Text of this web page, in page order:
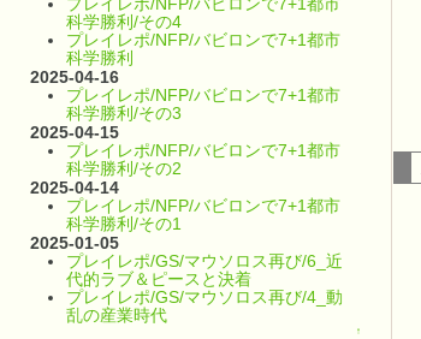
科学勝利/その4
プレイレポ/NFP/バビロンで7+1都市
科学勝利
2025-04-16
プレイレポ/NFP/バビロンで7+1都市
科学勝利/その3
2025-04-15
プレイレポ/NFP/バビロンで7+1都市
科学勝利/その2
2025-04-14
プレイレポ/NFP/バビロンで7+1都市
科学勝利/その1
2025-01-05
プレイレポ/GS/マウソロス再び/6_近
代的ラブ＆ピースと決着
プレイレポ/GS/マウソロス再び/4_動
乱の産業時代
↑